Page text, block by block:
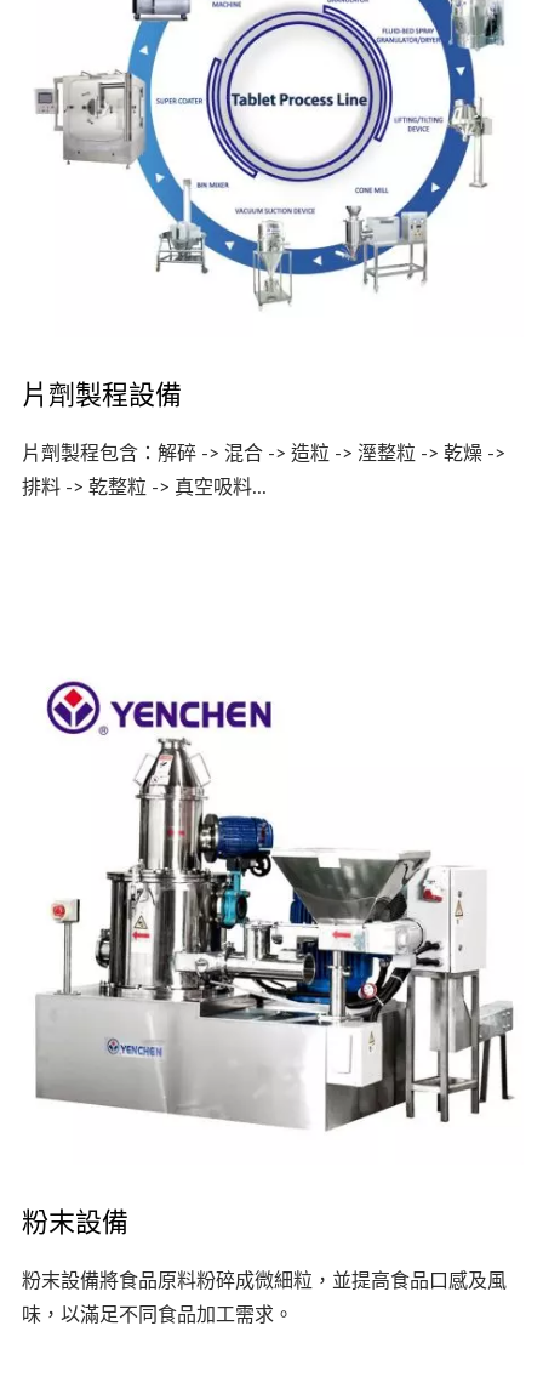
片劑製程設備
片劑製程包含：解碎 -> 混合 -> 造粒 -> 溼整粒 -> 乾燥 ->
排料 -> 乾整粒 -> 真空吸料...
粉末設備
粉末設備將食品原料粉碎成微細粒，並提高食品口感及風
味，以滿足不同食品加工需求。